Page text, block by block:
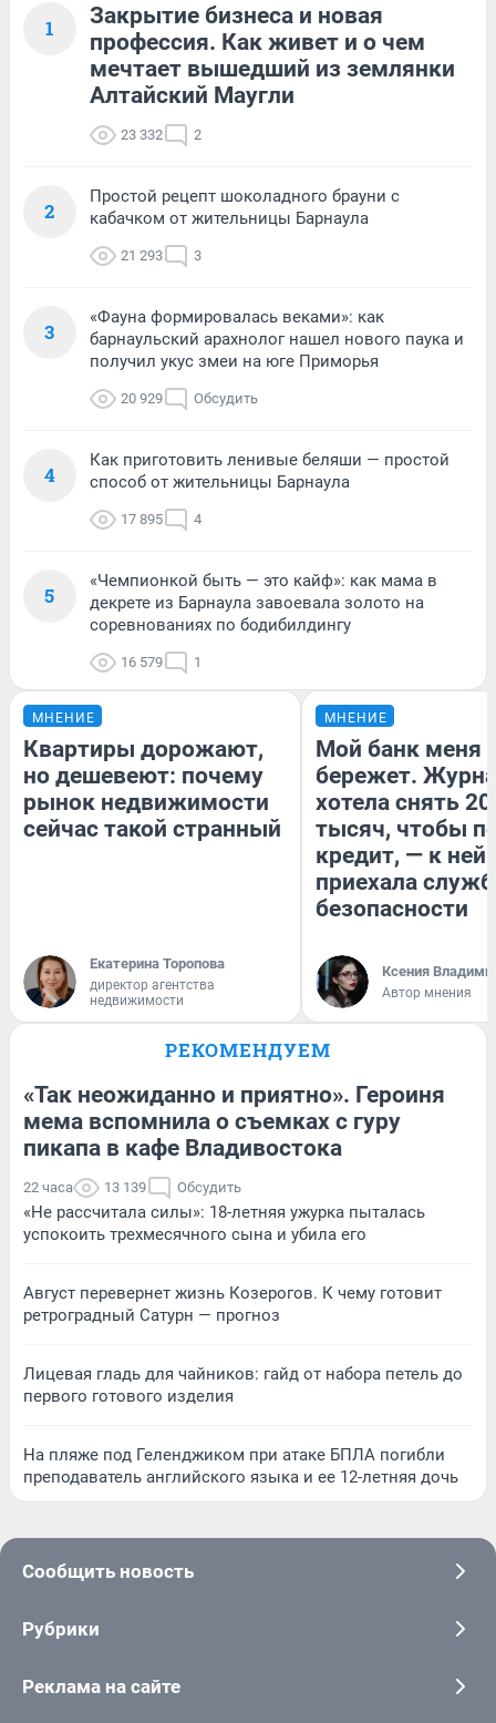
1
Закрытие бизнеса и новая
профессия. Как живет и о чем
мечтает вышедший из землянки
Алтайский Маугли
23 332 2
2
Простой рецепт шоколадного брауни с
кабачком от жительницы Барнаула
21 293 3
3
«Фауна формировалась веками»: как
барнаульский арахнолог нашел нового паука и
получил укус змеи на юге Приморья
20 929 Обсудить
4
Как приготовить ленивые беляши — простой
способ от жительницы Барнаула
17 895 4
5
«Чемпионкой быть — это кайф»: как мама в
декрете из Барнаула завоевала золото на
соревнованиях по бодибилдингу
16 579 1
МНЕНИЕ
Квартиры дорожают,
но дешевеют: почему
рынок недвижимости
сейчас такой странный
Екатерина Торопова
директор агентства
недвижимости
МНЕНИЕ
Мой банк меня
бережет.
хотела снять
тысяч, чтобы
кредит, — к
приехала
безопасности
Ксения
Автор мнения
РЕКОМЕНДУЕМ
«Так неожиданно и приятно». Героиня
мема вспомнила о съемках с гуру
пикапа в кафе Владивостока
22 часа 13 139 Обсудить
«Не рассчитала силы»: 18-летняя ужурка пыталась
успокоить трехмесячного сына и убила его
Август перевернет жизнь Козерогов. К чему готовит
ретроградный Сатурн — прогноз
Лицевая гладь для чайников: гайд от набора петель до
первого готового изделия
На пляже под Геленджиком при атаке БПЛА погибли
преподаватель английского языка и ее 12-летняя дочь
Сообщить новость
Рубрики
Реклама на сайте